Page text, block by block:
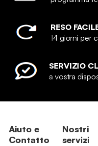
RESO
14 giorni per
SERVIZIO
a vostra
Aiuto e
Contatto
Nostri
servizi